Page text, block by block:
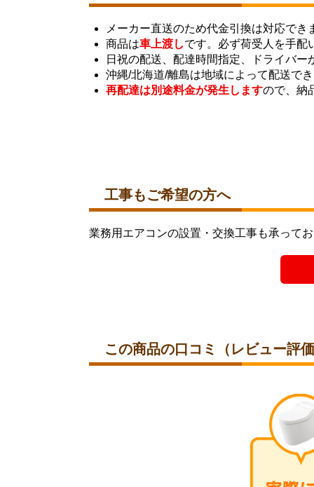
メーカー直送のため代金引換は対応でき
商品は車上渡しです。必ず荷受人を手配
日祝の配送、配達時間指定、ドライバ
沖縄/北海道/離島は地域によって配送で
再配達は別途料金が発生しますので、納
工事もご希望の方へ
業務用エアコンの設置・交換工事も承って
この商品の口コミ（レビュー評